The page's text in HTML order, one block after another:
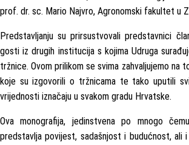
prof. dr. sc. Mario Najvro, Agronomski fakultet u
Predstavljanju su prirsustvovali predstavnici
gosti iz drugih institucija s kojima Udruga
tržnice. Ovom prilikom se svima zahvaljujemo na
koje su izgovorili o tržnicama te tako uputili
vrijednosti iznačaju u svakom gradu Hrvatske.
Ova monografija, jedinstvena po mnogo
predstavlja povijest, sadašnjost i budućnost, ali